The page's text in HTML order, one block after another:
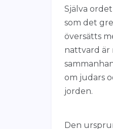
Själva
som det
översätts
nattvard är
om judars
jorden.
Den